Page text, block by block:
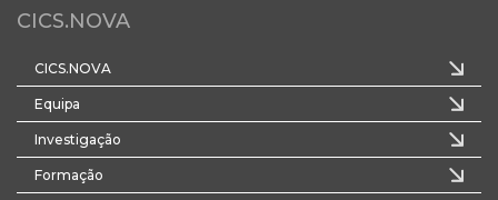
CICS.NOVA
CICS.NOVA
Equipa
Investigação
Formação